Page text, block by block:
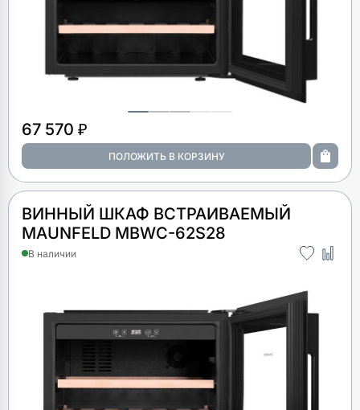
67 570 ₽
ВИННЫЙ ШКАФ ВСТРАИВАЕМЫЙ
MAUNFELD MBWC-62S28
В наличии